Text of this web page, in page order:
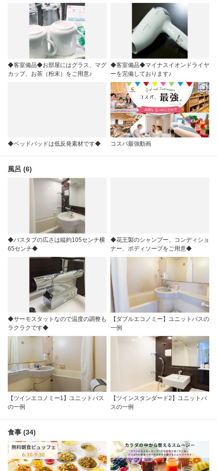
◆客室備品◆お部屋にはグラス、マグ
カップ、お茶（粉末）をご用意♪
◆客室備品◆マイナスイオンドライヤ
ーを完備しております♪
◆ベッドパッドは低反発素材です◆ コスパ最強動画
風呂 (6)
◆バスタブの広さは縦約105センチ横
65センチ◆
◆花王製のシャンプー、コンディショ
ナー、ボディソープをご用意◆
◆サーモスタットなので温度の調整も
ラクラクです◆
【ダブルエコノミー】ユニットバスの
一例
【ツインエコノミー1】ユニットバス
の一例
【ツインスタンダード2】ユニットバ
スの一例
食事 (34)